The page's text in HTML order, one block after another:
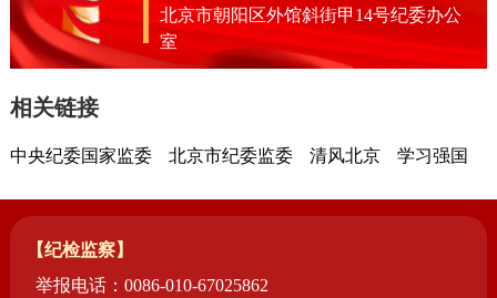
北京市朝阳区外馆斜街甲14号纪委办公
室
相关链接
中央纪委国家监委 北京市纪委监委 清风北京 学习强国
【纪检监察】
举报电话：0086-010-67025862